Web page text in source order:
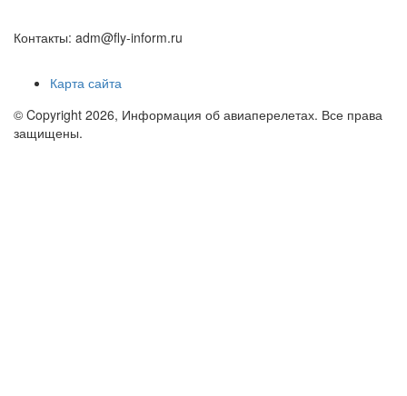
Контакты: adm@fly-inform.ru
Карта сайта
© Copyright 2026, Информация об авиаперелетах. Все права
защищены.